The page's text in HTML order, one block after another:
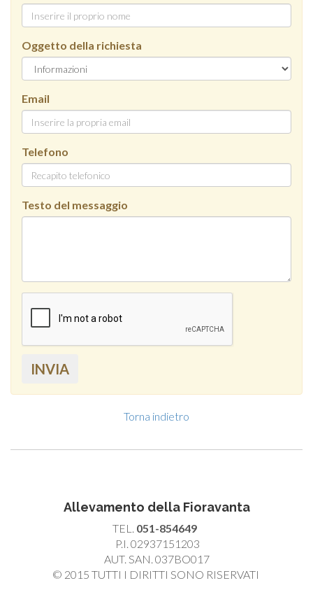
Oggetto della richiesta
Email
Telefono
Testo del messaggio
INVIA
Torna indietro
Allevamento della Fioravanta
TEL. 051-854649
P.I. 02937151203
AUT. SAN. 037BO017
© 2015 TUTTI I DIRITTI SONO RISERVATI